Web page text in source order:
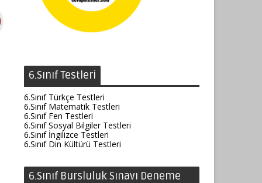
6.Sınıf Testleri
6.Sınıf Türkçe Testleri
6.Sınıf Matematik Testleri
6.Sınıf Fen Testleri
6.Sınıf Sosyal Bilgiler Testleri
6.Sınıf İngilizce Testleri
6.Sınıf Din Kültürü Testleri
6.Sınıf Bursluluk Sınavı Deneme